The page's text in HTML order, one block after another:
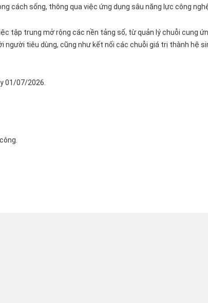
cách sống, thông qua việc ứng dụng sâu năng lực công
tập trung mở rộng các nền tảng số, từ quản lý chuỗi cung
tiêu dùng, cũng như kết nối các chuỗi giá trị thành hệ
01/07/2026.